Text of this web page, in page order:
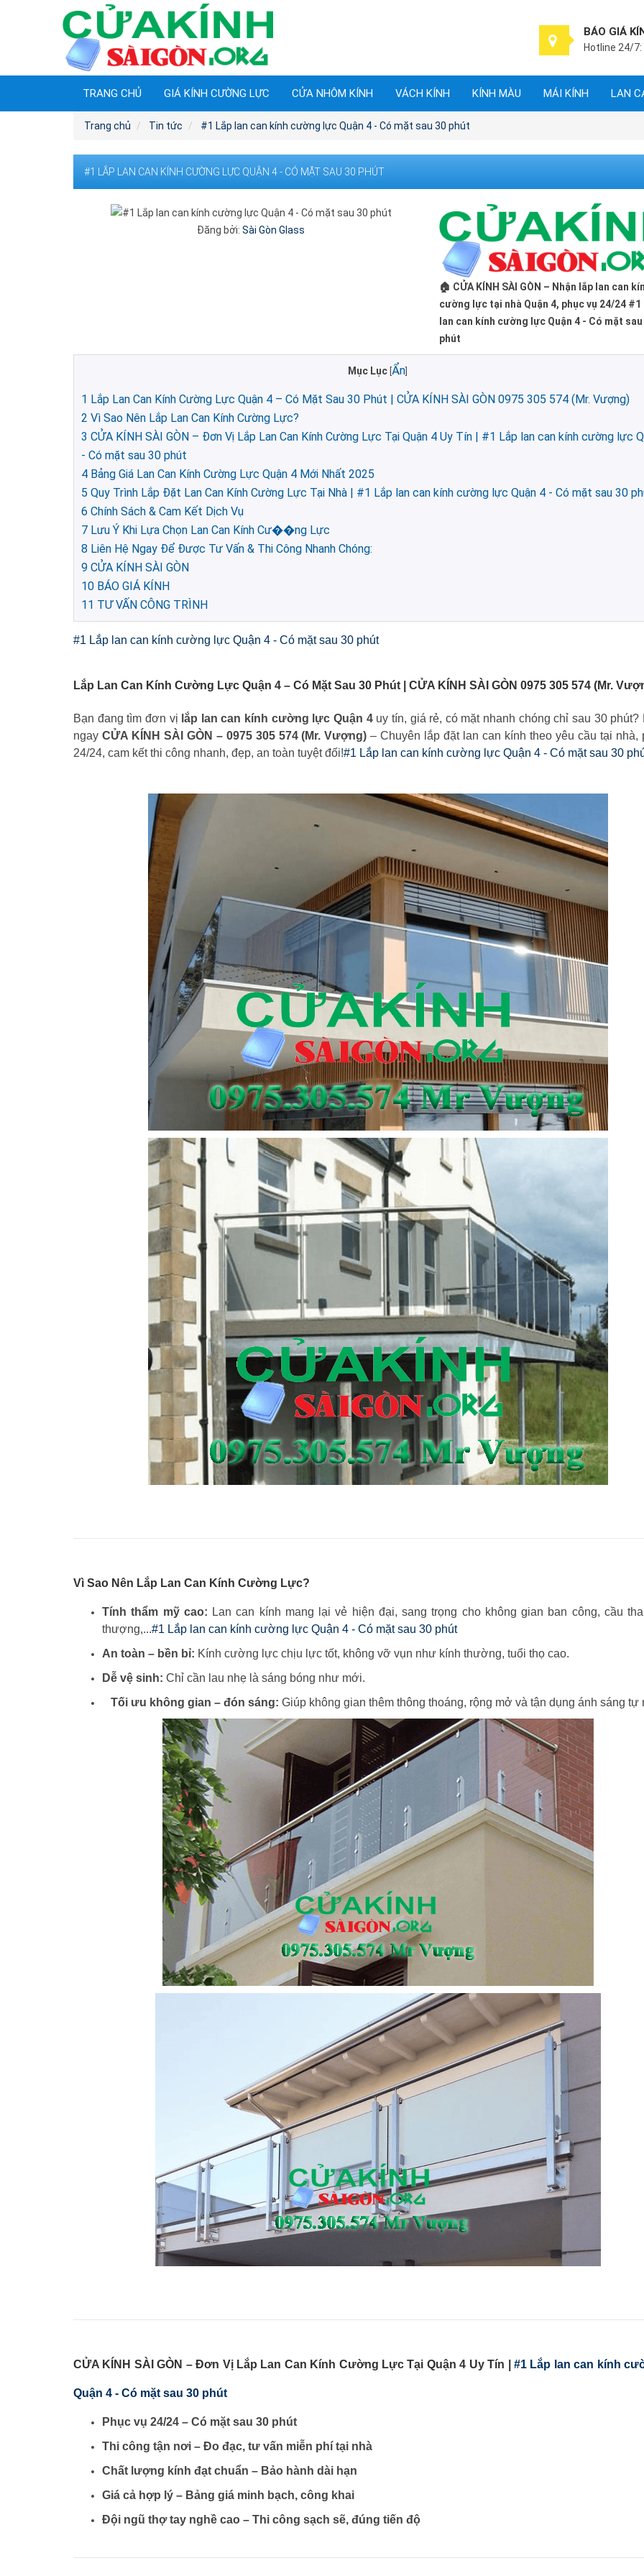
BÁO GIÁ
Hotline 24/7:
TRANG CHỦ GIÁ KÍNH CƯỜNG LỰC CỬA NHÔM KÍNH VÁCH KÍNH KÍNH MÀU MÁI KÍNH LAN
Trang chủ Tin tức #1 Lắp lan can kính cường lực Quận 4 - Có mặt sau 30 phút
#1 LẮP LAN CAN KÍNH CƯỜNG LỰC QUẬN 4 - CÓ MẶT SAU 30 PHÚT
Đăng bởi:Sài Gòn Glass
🏠 CỬA KÍNH SÀI GÒN – Nhận lắp lan can
cường lực tại nhà Quận 4, phục vụ 24/24 #1
lan can kính cường lực Quận 4 - Có mặt sau
phút
Mục Lục Ẩn
1 Lắp Lan Can Kính Cường Lực Quận 4 – Có Mặt Sau 30 Phút | CỬA KÍNH SÀI GÒN 0975 305 574 (Mr. Vượng)
2 Vì Sao Nên Lắp Lan Can Kính Cường Lực?
3 CỬA KÍNH SÀI GÒN – Đơn Vị Lắp Lan Can Kính Cường Lực Tại Quận 4 Uy Tín | #1 Lắp lan can kính cường lực
- Có mặt sau 30 phút
4 Bảng Giá Lan Can Kính Cường Lực Quận 4 Mới Nhất 2025
5 Quy Trình Lắp Đặt Lan Can Kính Cường Lực Tại Nhà | #1 Lắp lan can kính cường lực Quận 4 - Có mặt sau 30
6 Chính Sách & Cam Kết Dịch Vụ
7 Lưu Ý Khi Lựa Chọn Lan Can Kính Cư��ng Lực
8 Liên Hệ Ngay Để Được Tư Vấn & Thi Công Nhanh Chóng:
9 CỬA KÍNH SÀI GÒN
10 BÁO GIÁ KÍNH
11 TƯ VẤN CÔNG TRÌNH
#1 Lắp lan can kính cường lực Quận 4 - Có mặt sau 30 phút
Lắp Lan Can Kính Cường Lực Quận 4 – Có Mặt Sau 30 Phút | CỬA KÍNH SÀI GÒN 0975 305 574 (Mr.
Bạn đang tìm đơn vị lắp lan can kính cường lực Quận 4uy tín, giá rẻ, có mặt nhanh chóng chỉ sau 30 phút?
ngay CỬA KÍNH SÀI GÒN – 0975 305 574 (Mr. Vượng) – Chuyên lắp đặt lan can kính theo yêu cầu tại nhà,
24/24, cam kết thi công nhanh, đẹp, an toàn tuyệt đối!#1 Lắp lan can kính cường lực Quận 4 - Có mặt sau 30
Vì Sao Nên Lắp Lan Can Kính Cường Lực?
Tính thẩm mỹ cao: Lan can kính mang lại vẻ hiện đại, sang trọng cho không gian ban công, cầu
thượng,...#1 Lắp lan can kính cường lực Quận 4 - Có mặt sau 30 phút
An toàn – bền bỉ: Kính cường lực chịu lực tốt, không vỡ vụn như kính thường, tuổi thọ cao.
Dễ vệ sinh: Chỉ cần lau nhẹ là sáng bóng như mới.
Tối ưu không gian – đón sáng: Giúp không gian thêm thông thoáng, rộng mở và tận dụng ánh sáng tự
CỬA KÍNH SÀI GÒN – Đơn Vị Lắp Lan Can Kính Cường Lực Tại Quận 4 Uy Tín | #1 Lắp lan can kính
Quận 4 - Có mặt sau 30 phút
Phục vụ 24/24 – Có mặt sau 30 phút
Thi công tận nơi – Đo đạc, tư vấn miễn phí tại nhà
Chất lượng kính đạt chuẩn – Bảo hành dài hạn
Giá cả hợp lý – Bảng giá minh bạch, công khai
Đội ngũ thợ tay nghề cao – Thi công sạch sẽ, đúng tiến độ